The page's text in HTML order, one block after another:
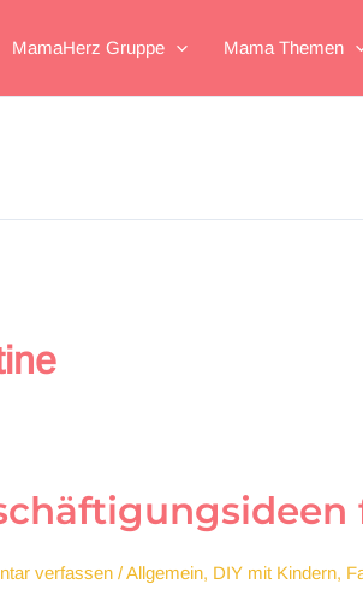
MamaHerz Gruppe Mama Themen
verfassen /Allgemein, DIY mit Kindern,